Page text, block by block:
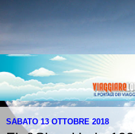
SABATO 13 OTTOBRE 2018